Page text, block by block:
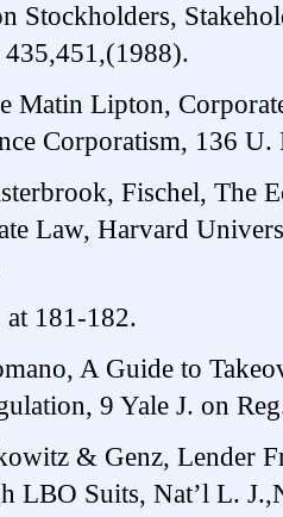
Stockholders,
Matin Lipton,
Corporatism, 136 U.
Fischel, The
Law, Harvard
181-182.
A Guide to
9 Yale J. on
& Genz, Lender
LBO Suits, Nat’l L.